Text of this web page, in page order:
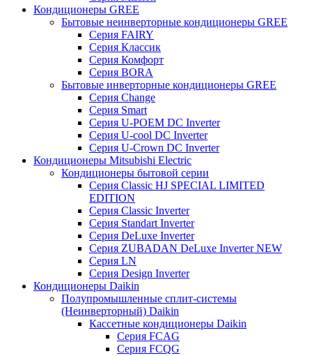
Кондиционеры GREE
Бытовые неинверторные кондиционеры GREE
Серия FAIRY
Серия Классик
Серия Комфорт
Серия BORA
Бытовые инверторные кондиционеры GREE
Серия Change
Серия Smart
Серия U-POEM DC Inverter
Серия U-cool DC Inverter
Серия U-Crown DC Inverter
Кондиционеры Mitsubishi Electric
Кондиционеры бытовой серии
Серия Classic HJ SPECIAL LIMITED
EDITION
Серия Classic Inverter
Серия Standart Inverter
Серия DeLuxe Inverter
Серия ZUBADAN DeLuxe Inverter NEW
Серия LN
Серия Design Inverter
Кондиционеры Daikin
Полупромышленные сплит-системы
(Неинверторный) Daikin
Кассетные кондиционеры Daikin
Серия FCAG
Серия FCQG